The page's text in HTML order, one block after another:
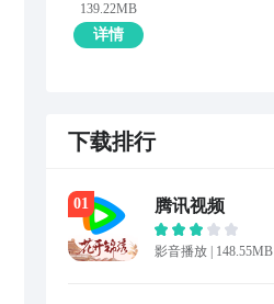
139.22MB
详情
下载排行
01 腾讯视频
影音播放 | 148.55MB